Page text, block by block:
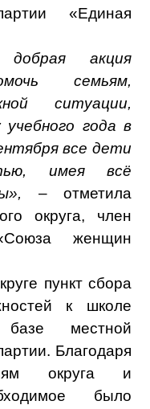
«Единая
акция
семьям,
ситуации,
года в
все дети
имея всё
– отметила
округа, член
женщин
пункт сбора
к школе
местной
Благодаря
округа и
было